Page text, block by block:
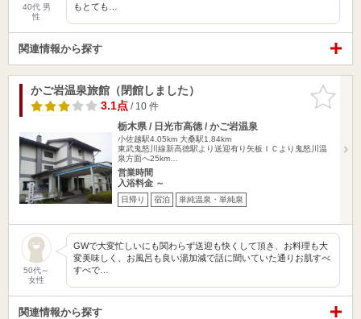
40代 男
性
もとても…
関連情報から探す
お気に入
りに追加
かご岩温泉旅館（閉館しました）
3.1点/ 10 件
栃木県 / 日光市高徳 / かご岩温泉
小佐越駅4.05km 大桑駅1.84km
東武鬼怒川線新高徳駅より送迎有り矢板ＩＣより鬼怒川温
泉方面へ25km…
営業時間
入浴料金 ～
日帰り 宿泊 単純温泉・単純泉
50代～
女性
GWで大変忙しいにも関わらず送迎も快くして頂き、お料理も大
変美味しく、お風呂も良い湯加減で話に聞いていた通りお肌すべ
すべで…
関連情報から探す